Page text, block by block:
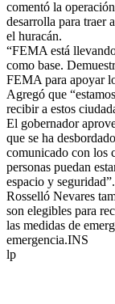
comentó la
desarrolla para traer
el huracán.
“FEMA está
como base.
FEMA para apoyar
Agregó que
recibir a estos
El gobernador
que se ha
comunicado con los
personas puedan
espacio y seguridad”.
Rosselló Nevares
son elegibles para
las medidas de
emergencia.INS
lp